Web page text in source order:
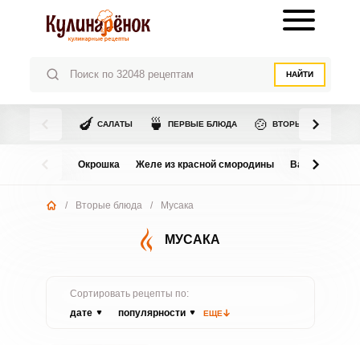
НАЙТИ
🍆 САЛАТЫ 🍵 ПЕРВЫЕ БЛЮДА 🍲 ВТОРЫЕ БЛЮДА
Окрошка Желе из красной смородины Варенье из
/ Вторые блюда / Мусака
МУСАКА
Сортировать рецепты по:
дате
популярности ЕЩЕ